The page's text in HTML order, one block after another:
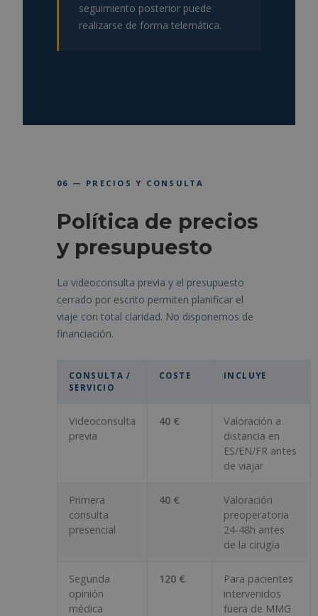
seguimiento posterior puede
realizarse de forma telemática.
06 — PRECIOS Y CONSULTA
Política de precios
y presupuesto
La videoconsulta previa y el presupuesto
cerrado por escrito permiten planificar el
viaje con total claridad. No disponemos de
financiación.
CONSULTA /
SERVICIO
COSTE INCLUYE
Videoconsulta
previa
40 €
Valoración a
distancia en
ES/EN/FR antes
de viajar
Primera
consulta
presencial
40 €
Valoración
preoperatoria
24-48h antes
de la cirugía
Segunda
opinión
médica
120 €
Para pacientes
intervenidos
fuera de MMG